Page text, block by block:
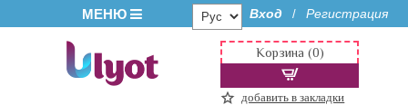
МЕНЮ Вход / Регистрация
Корзина (0)
добавить в закладки